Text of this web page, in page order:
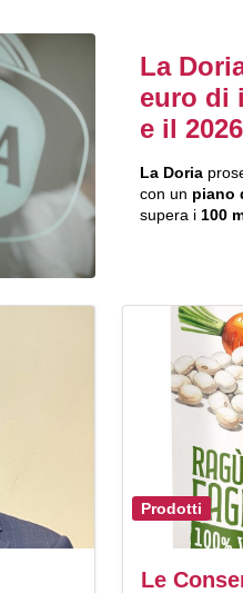
La
euro di
e il 2026
La Doria
con un piano
supera i 100
Prodotti
Le